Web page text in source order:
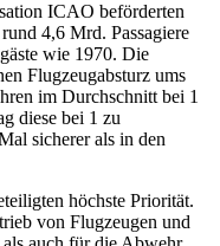
ICAO beförderten
4,6 Mrd. Passagiere
wie 1970. Die
Flugzeugabsturz ums
im Durchschnitt bei 1
diese bei 1 zu
sicherer als in den
höchste Priorität.
von Flugzeugen und